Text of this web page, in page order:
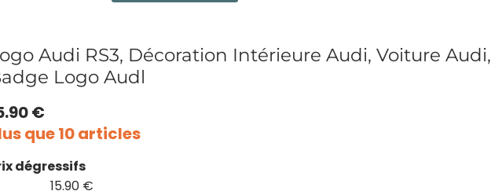
Audi RS3, Décoration Intérieure Audi, Voiture Audi,
Logo Audl
€
que 10 articles
dégressifs
15.90 €